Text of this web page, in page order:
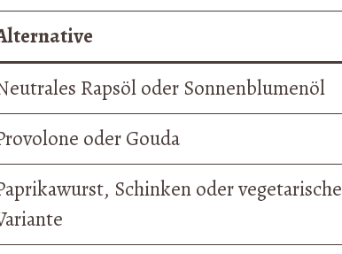
Rapsöl oder Sonnenblumenöl
oder Gouda
Schinken oder vegetarische